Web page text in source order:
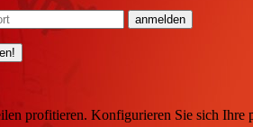
profitieren. Konfigurieren Sie sich Ihre